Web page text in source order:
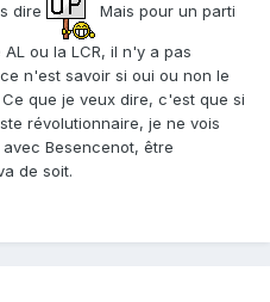
dire
Mais pour un parti
ou la LCR, il n'y a pas
n'est savoir si oui ou non le
que je veux dire, c'est que si
révolutionnaire, je ne vois
Besencenot, être
de soit.